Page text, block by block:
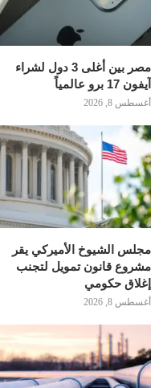
مصر بين أغلى 3 دول لشراء
آيفون 17 برو عالمياً
أغسطس 8, 2026
مجلس الشيوخ الأميركي يقر
مشروع قانون تمويل لتجنب
إغلاق حكومي
أغسطس 8, 2026